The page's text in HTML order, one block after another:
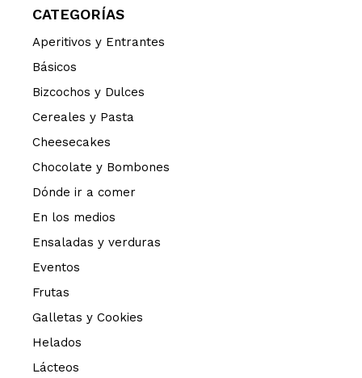
CATEGORÍAS
Aperitivos y Entrantes
Básicos
Bizcochos y Dulces
Cereales y Pasta
Cheesecakes
Chocolate y Bombones
Dónde ir a comer
En los medios
Ensaladas y verduras
Eventos
Frutas
Galletas y Cookies
Helados
Lácteos